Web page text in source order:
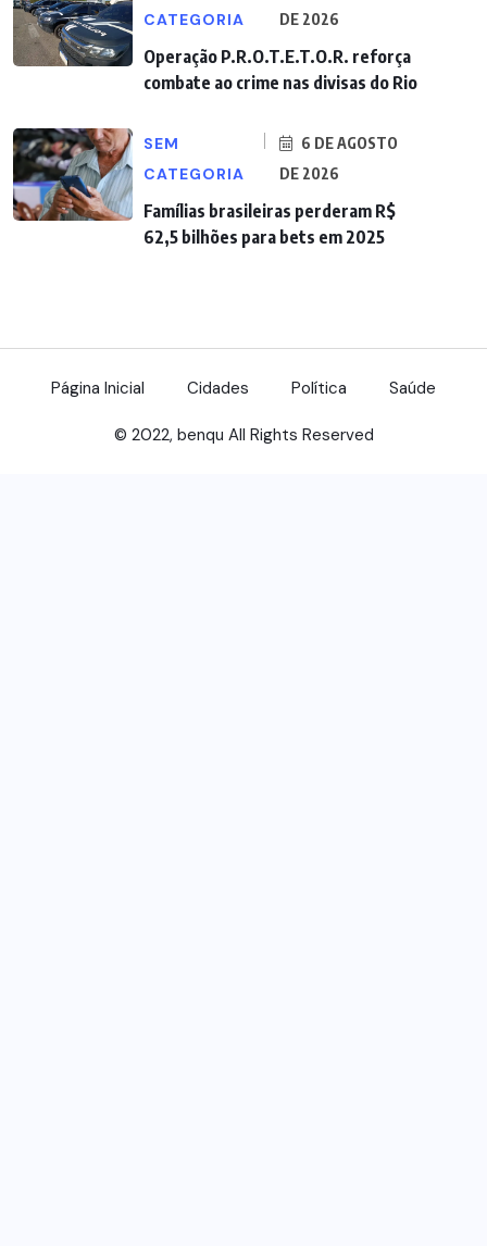
CATEGORIA
DE 2026
Operação P.R.O.T.E.T.O.R. reforça
combate ao crime nas divisas do Rio
SEM
CATEGORIA
6 DE AGOSTO
DE 2026
Famílias brasileiras perderam R$
62,5 bilhões para bets em 2025
Página Inicial Cidades Política Saúde
© 2022, benqu All Rights Reserved